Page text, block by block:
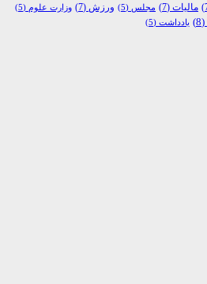
مالیات (7) مجلس (5) ورزش (7) وزارت علوم (5)
(8) یادداشت (5)